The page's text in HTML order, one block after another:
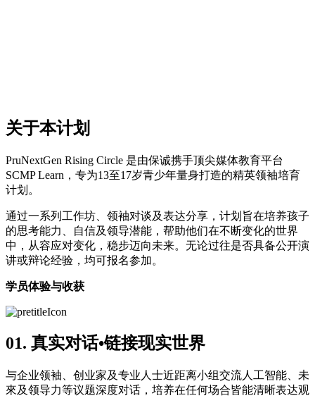
关于本计划
PruNextGen Rising Circle 是由保诚携手顶尖媒体教育平台
SCMP Learn，专为13至17岁青少年量身打造的精英领袖培育
计划。
通过一系列工作坊、领袖对谈及表达分享，计划旨在培养孩子
的思考能力、自信及领导潜能，帮助他们在不断变化的世界
中，从容应对变化，稳步迈向未来。无论过往是否具备公开演
讲或辩论经验，均可报名参加。
学员体验与收获
01. 真实对话•链接现实世界
与企业领袖、创业家及专业人士近距离小组交流人工智能、未
來及领导力等议题深度对话，培养在任何场合皆能清晰表达观